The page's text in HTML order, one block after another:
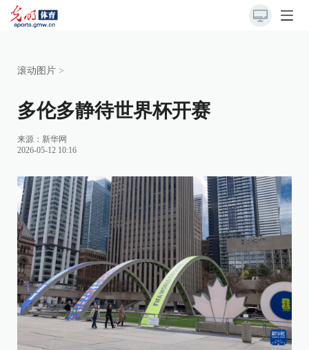
滚动图片 >
多伦多静待世界杯开赛
来源： 新华网
2026-05-12 10:16